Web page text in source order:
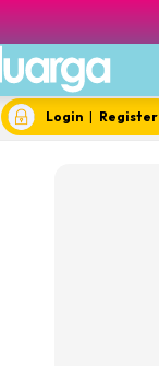
Login | Register